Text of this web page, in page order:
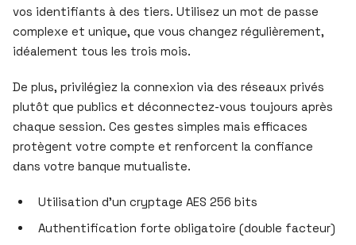
vos identifiants à des tiers. Utilisez un mot de passe
complexe et unique, que vous changez régulièrement,
idéalement tous les trois mois.
De plus, privilégiez la connexion via des réseaux privés
plutôt que publics et déconnectez-vous toujours après
chaque session. Ces gestes simples mais efficaces
protègent votre compte et renforcent la confiance
dans votre banque mutualiste.
Utilisation d’un cryptage AES 256 bits
Authentification forte obligatoire (double facteur)